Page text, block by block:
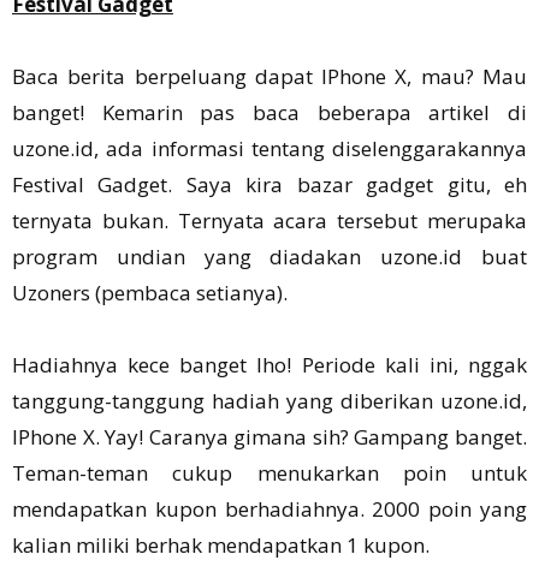
Baca berita berpeluang dapat IPhone X, mau? Mau
banget! Kemarin pas baca beberapa artikel di
uzone.id, ada informasi tentang diselenggarakannya
Festival Gadget. Saya kira bazar gadget gitu, eh
ternyata bukan. Ternyata acara tersebut merupaka
program undian yang diadakan uzone.id buat
Uzoners (pembaca setianya).
Hadiahnya kece banget lho! Periode kali ini, nggak
tanggung-tanggung hadiah yang diberikan uzone.id,
IPhone X. Yay! Caranya gimana sih? Gampang banget.
Teman-teman cukup menukarkan poin untuk
mendapatkan kupon berhadiahnya. 2000 poin yang
kalian miliki berhak mendapatkan 1 kupon.